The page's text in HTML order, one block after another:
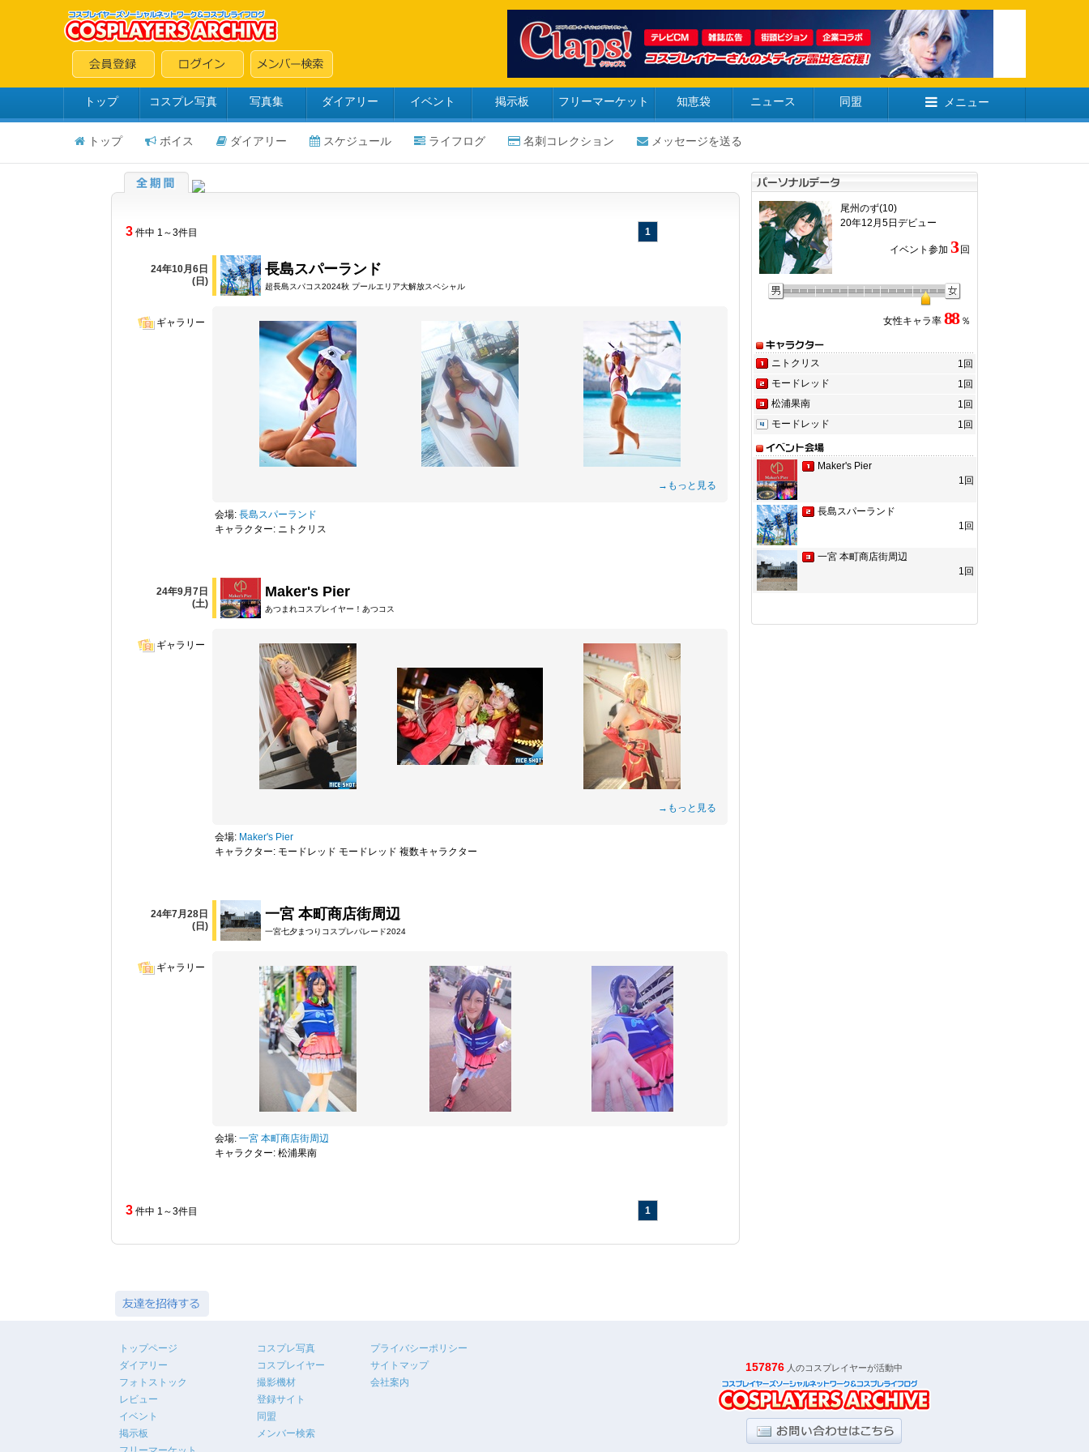
トップ コスプレ写真 写真集 ダイアリー イベント 掲示板 フリーマーケット 知恵袋 ニュース 同盟 メニュー
トップ ボイス ダイアリー スケジュール ライフログ 名刺コレクション メッセージを送る
3 件中 1～3件目 1
24年10月6日
(日)
長島スパーランド
超長島スパコス2024秋 プールエリア大解放スペシャル
ギャラリー
→もっと見る
会場: 長島スパーランド
キャラクター: ニトクリス
24年9月7日
(土)
Maker's Pier
あつまれコスプレイヤー！あつコス
ギャラリー
→もっと見る
会場: Maker's Pier
キャラクター: モードレッド モードレッド 複数キャラクター
24年7月28日
(日)
一宮 本町商店街周辺
一宮七夕まつりコスプレパレード2024
ギャラリー
会場: 一宮 本町商店街周辺
キャラクター: 松浦果南
3 件中 1～3件目 1
尾州のず(10)
20年12月5日デビュー
イベント参加 3回
女性キャラ率 88％
ニトクリス
1回
モードレッド
1回
松浦果南
1回
モードレッド
1回
Maker's Pier
1回
長島スパーランド
1回
一宮 本町商店街周辺
1回
トップページ
ダイアリー
フォトストック
レビュー
イベント
掲示板
コスプレ写真
コスプレイヤー
撮影機材
登録サイト
同盟
メンバー検索
プライバシーポリシー
サイトマップ
会社案内
157876 人のコスプレイヤーが活動中